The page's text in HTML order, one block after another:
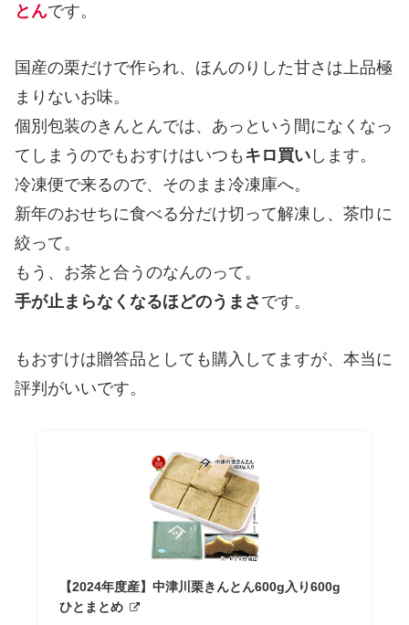
とんです。
国産の栗だけで作られ、ほんのりした甘さは上品極
まりないお味。
個別包装のきんとんでは、あっという間になくなっ
てしまうのでもおすけはいつも キロ買い します。
冷凍便で来るので、そのまま冷凍庫へ。
新年のおせちに食べる分だけ切って解凍し、茶巾に
絞って。
もう、お茶と合うのなんのって。
手が止まらなくなるほどのうまさ です。
もおすけは贈答品としても購入してますが、本当に
評判がいいです。
【2024年度産】中津川栗きんとん600g入り600g
ひとまとめ